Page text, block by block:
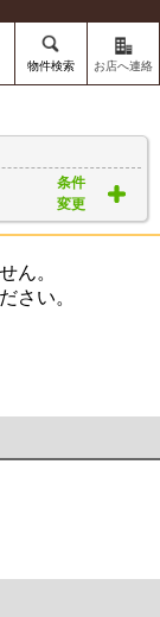
物件検索 お店へ連絡
条件
変更
ん。
さい。